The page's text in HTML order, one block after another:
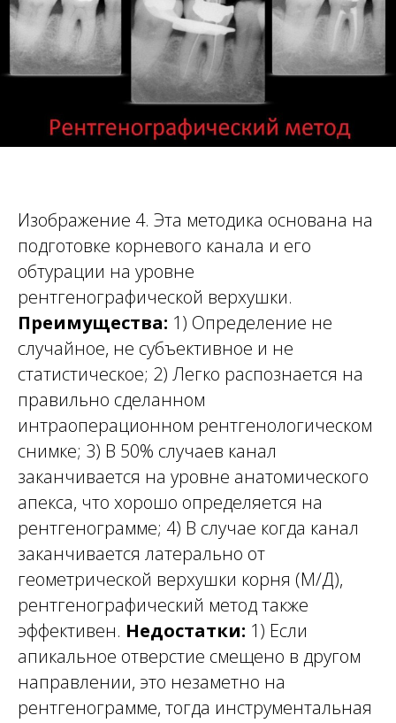
Изображение 4. Эта методика основана на
подготовке корневого канала и его
обтурации на уровне
рентгенографической верхушки.
Преимущества: 1) Определение не
случайное, не субъективное и не
статистическое; 2) Легко распознается на
правильно сделанном
интраоперационном рентгенологическом
снимке; 3) В 50% случаев канал
заканчивается на уровне анатомического
апекса, что хорошо определяется на
рентгенограмме; 4) В случае когда канал
заканчивается латерально от
геометрической верхушки корня (M/Д),
рентгенографический метод также
эффективен. Недостатки: 1) Если
апикальное отверстие смещено в другом
направлении, это незаметно на
рентгенограмме, тогда инструментальная